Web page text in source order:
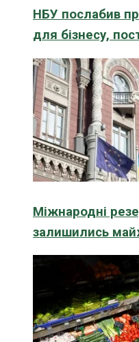
НБУ послабив
для бізнесу,
Міжнародні
залишились